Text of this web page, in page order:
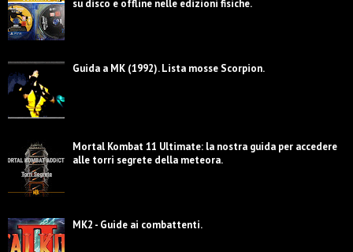
su disco e offline nelle edizioni fisiche.
Guida a MK (1992). Lista mosse Scorpion.
Mortal Kombat 11 Ultimate: la nostra guida per accedere
alle torri segrete della meteora.
MK2 - Guide ai combattenti.